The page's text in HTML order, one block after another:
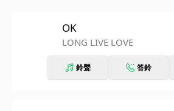
OK
LONG LIVE LOVE
鈴聲 答鈴